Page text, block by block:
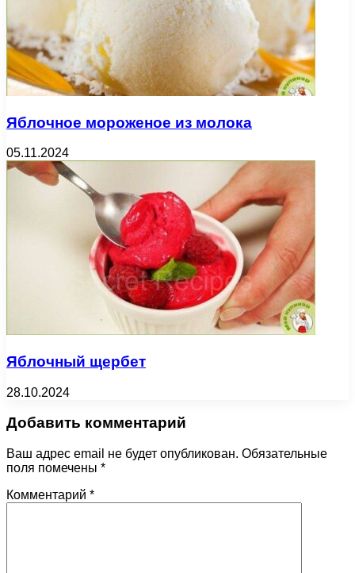
Яблочное мороженое из молока
05.11.2024
Яблочный щербет
28.10.2024
Добавить комментарий
Ваш адрес email не будет опубликован. Обязательные
поля помечены *
Комментарий *